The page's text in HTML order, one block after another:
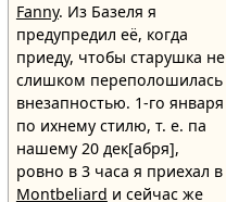
Fanny. Из Базеля я
предупредил её, когда
приеду, чтобы старушка не
слишком переполошилась
внезапностью. 1-го января
по ихнему стилю, т. е. па
нашему 20 дек[абря],
ровно в 3 часа я приехал в
Montbeliard и сейчас же